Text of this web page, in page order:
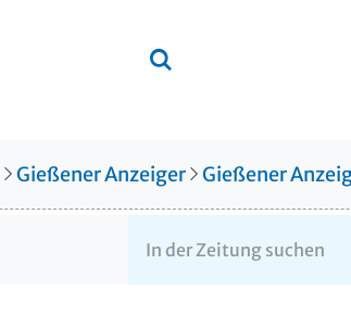
Gießener Anzeiger Gießener